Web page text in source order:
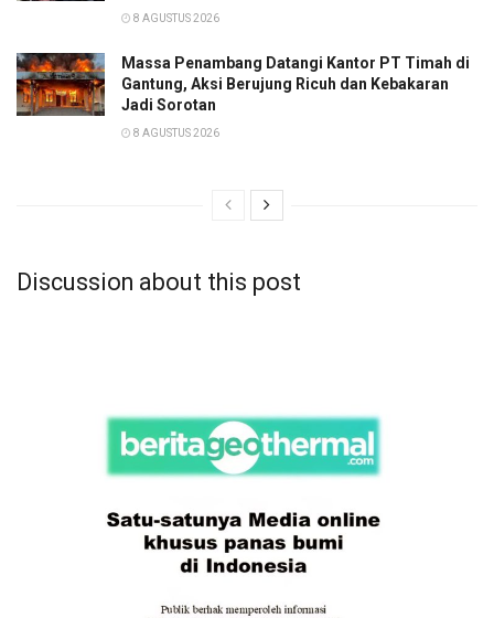
8 AGUSTUS 2026
Massa Penambang Datangi Kantor PT Timah di
Gantung, Aksi Berujung Ricuh dan Kebakaran
Jadi Sorotan
8 AGUSTUS 2026
Discussion about this post